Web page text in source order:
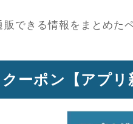
販できる情報をまとめた
ーポン【アプ